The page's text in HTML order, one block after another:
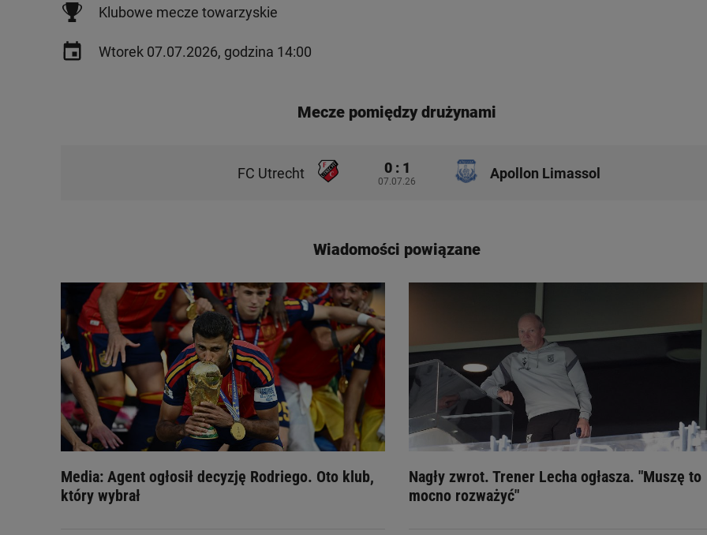
Klubowe mecze towarzyskie
Wtorek 07.07.2026, godzina 14:00
Mecze pomiędzy drużynami
FC Utrecht 0 : 1
07.07.26 Apollon Limassol
Wiadomości powiązane
Media: Agent ogłosił decyzję Rodriego. Oto klub,
który wybrał
Nagły zwrot. Trener Lecha ogłasza. "Muszę to
mocno rozważyć"